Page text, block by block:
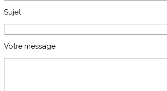
Sujet
Votre message